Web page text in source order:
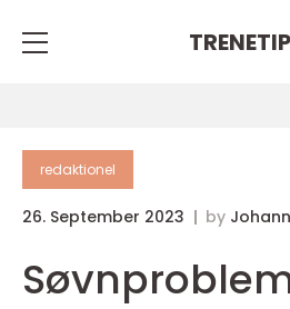
redaktionel
26. September 2023 by